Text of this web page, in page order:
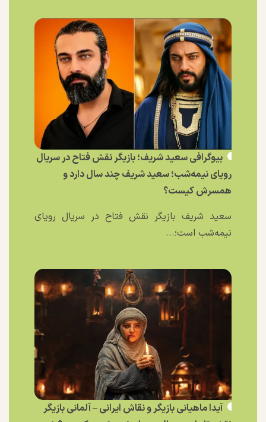
بیوگرافی سعید شریف؛ بازیگر نقش فتاح در سریال
رویای نیمه‌شب؛ سعید شریف چند سال دارد و
همسرش کیست؟
سعید شریف بازیگر نقش فتاح در سریال رویای
نیمه‌شب است؛...
آیدا ماهیانی بازیگر و نقاش ایرانی – آلمانی بازیگر